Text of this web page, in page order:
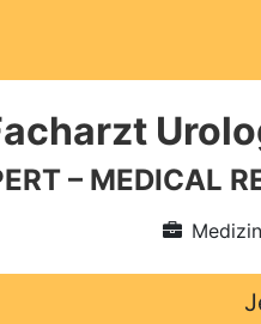
– MEDICAL